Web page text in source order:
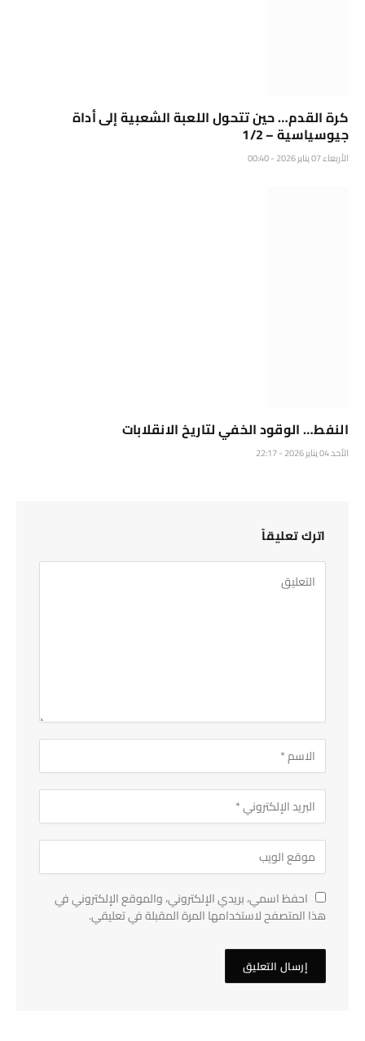
كرة القدم… حين تتحول اللعبة الشعبية إلى أداة
جيوسياسية – 1/2
الأربعاء 07 يناير 2026 - 00:40
النفط… الوقود الخفي لتاريخ الانقلابات
الأحد 04 يناير 2026 - 22:17
اترك تعليقاً
احفظ اسمي، بريدي الإلكتروني، والموقع الإلكتروني في
هذا المتصفح لاستخدامها المرة المقبلة في تعليقي.